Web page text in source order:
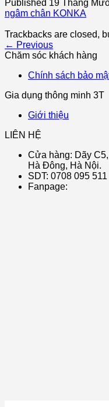
Published 19 Tháng
ngâm chân KONKA
Trackbacks are closed,
← Previous
Chăm sóc khách hàng
Chính sách bảo
Gia dụng thông minh 3T
Giới thiệu
LIÊN HỆ
Cửa hàng: Dãy
Hà Đông, Hà Nội.
SDT: 0708 095 511
Fanpage: